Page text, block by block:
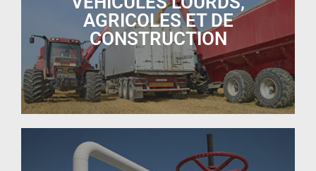
AGRICOLES ET DE
CONSTRUCTION